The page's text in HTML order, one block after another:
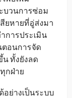
บวนการซ่อม
ยหายที่อู่ส่งมา
การประเมิน
ตอนการจัด
น ทั้งยังลด
กฝ่าย
ย่างเป็นระบบ